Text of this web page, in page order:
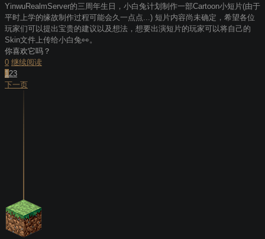
YinwuRealmServer的三周年生日，小白兔计划制作一部Cartoon小短片(由于
平时上学的缘故制作过程可能会久一点点...) 短片内容尚未确定，希望各位
玩家们可以提出宝贵的建议以及想法，想要出演短片的玩家可以将自己的
Skin文件上传给小白兔👀。
你喜欢它吗？
0 继续阅读
123
下一页